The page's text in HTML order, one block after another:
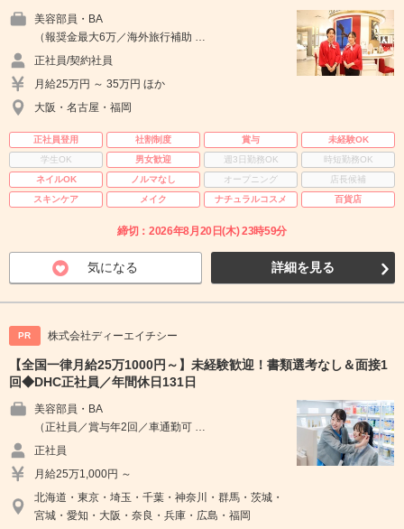
美容部員・BA
（報奨金最大6万／海外旅行補助 …
正社員/契約社員
月給25万円 ～ 35万円 ほか
大阪・名古屋・福岡
正社員登用 社割制度 賞与
未経験OK
学生OK
男女歓迎 週3日勤務OK
時短勤務OK
ネイルOK
ノルマなし オープニング
店長候補
スキンケア
メイク ナチュラルコスメ 百貨店
締切：2026年8月20日(木) 23時59分
気になる 詳細を見る
PR 株式会社ディーエイチシー
【全国一律月給25万1000円～】未経験歓迎！書類選考なし＆面接1
回◆DHC正社員／年間休日131日
美容部員・BA
（正社員／賞与年2回／車通勤可 …
正社員
月給25万1,000円 ～
北海道・東京・埼玉・千葉・神奈川・群馬・茨城・
宮城・愛知・大阪・奈良・兵庫・広島・福岡